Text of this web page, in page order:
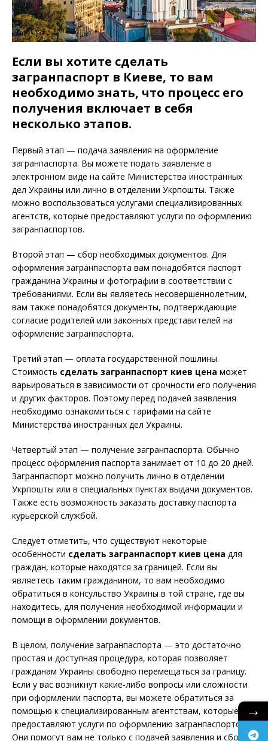
Если вы хотите сделать
загранпаспорт в Киеве, то вам
необходимо знать, что процесс его
получения включает в себя
несколько этапов.
Первый этап — подача заявления на оформление
загранпаспорта. Вы можете подать заявление в
электронном виде на сайте Министерства иностранных
дел Украины или лично в отделении Укрпошты. Также
можно воспользоваться услугами специализированных
агентств, которые предоставляют услуги по оформлению
загранпаспортов.
Второй этап — сбор необходимых документов. Для
оформления загранпаспорта вам понадобятся паспорт
гражданина Украины и фотографии в соответствии с
требованиями. Если вы являетесь несовершеннолетним,
вам также понадобятся документы, подтверждающие
согласие родителей или законных представителей на
оформление загранпаспорта.
Третий этап — оплата государственной пошлины.
Стоимость сделать загранпаспорт киев цена может
варьироваться в зависимости от срочности его получения
и других факторов. Поэтому перед подачей заявления
необходимо ознакомиться с тарифами на сайте
Министерства иностранных дел Украины.
Четвертый этап — получение загранпаспорта. Обычно
процесс оформления паспорта занимает от 10 до 20 дней.
Загранпаспорт можно получить лично в отделении
Укрпошты или в специальных пунктах выдачи документов.
Также есть возможность заказать доставку паспорта
курьерской службой.
Следует отметить, что существуют некоторые
особенности сделать загранпаспорт киев цена для
граждан, которые находятся за границей. Если вы
являетесь таким гражданином, то вам необходимо
обратиться в консульство Украины в той стране, где вы
находитесь, для получения необходимой информации и
помощи в оформлении документов.
В целом, получение загранпаспорта — это достаточно
простая и доступная процедура, которая позволяет
гражданам Украины свободно перемещаться за границу.
Если у вас возникнут какие-либо вопросы или сложности
при оформлении паспорта, вы можете обратиться за
помощью к специализированным агентствам, которые
предоставляют услуги по оформлению загранпаспортов.
Они помогут вам не только с подачей заявления и сбором
→